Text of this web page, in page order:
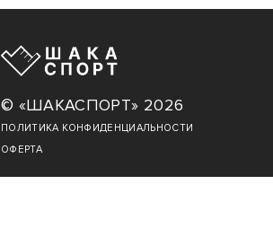
© «ШАКАСПОРТ» 2026
ПОЛИТИКА КОНФИДЕНЦИАЛЬНОСТИ
ОФЕРТА